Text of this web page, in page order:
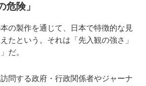
危険」
の製作を通じて、日本で特徴的な見
たという。それは「先入観の強さ」
だ。
問する政府・行政関係者やジャーナ